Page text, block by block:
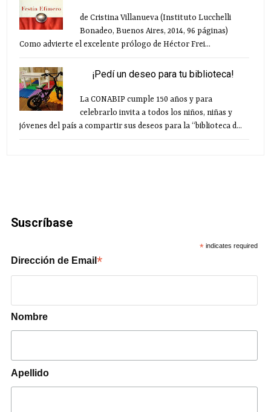
de Cristina Villanueva (Instituto Lucchelli
Bonadeo, Buenos Aires, 2014, 96 páginas)
Como advierte el excelente prólogo de Héctor Frei...
¡Pedí un deseo para tu biblioteca!
La CONABIP cumple 150 años y para
celebrarlo invita a todos los niños, niñas y
jóvenes del país a compartir sus deseos para la “biblioteca d...
Suscríbase
* indicates required
Dirección de Email*
Nombre
Apellido